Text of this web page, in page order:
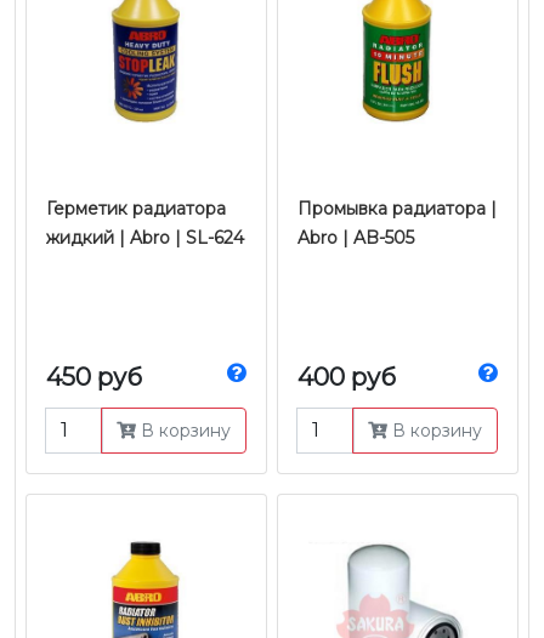
Герметик радиатора
жидкий | Abro | SL-624
450 руб
В корзину
Промывка радиатора |
Abro | AB-505
400 руб
В корзину